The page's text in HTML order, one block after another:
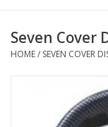
Seven Cover
HOME/ SEVEN COVER